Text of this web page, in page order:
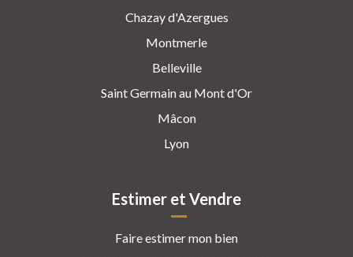
Chazay d'Azergues
Montmerle
Belleville
Saint Germain au Mont d'Or
Mâcon
Lyon
Estimer et Vendre
Faire estimer mon bien